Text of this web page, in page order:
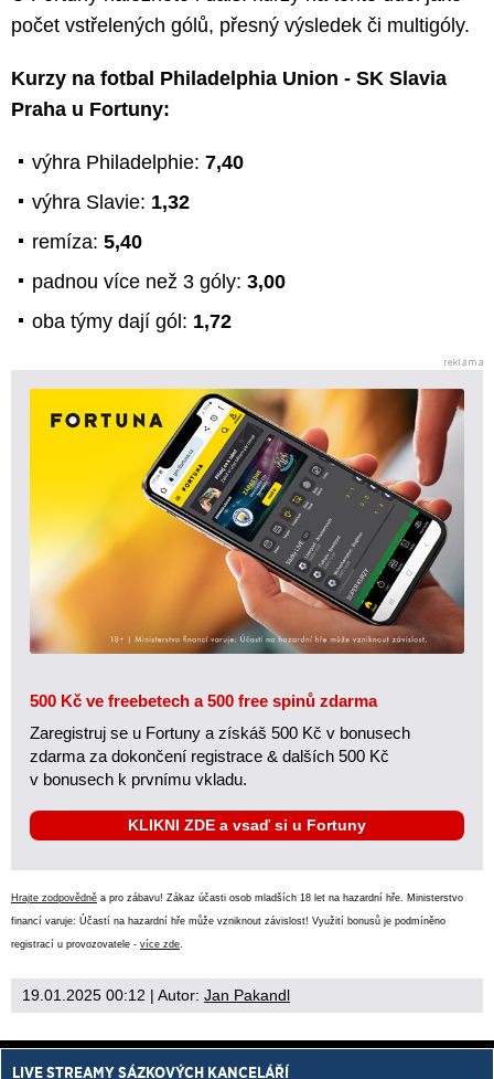
počet vstřelených gólů, přesný výsledek či multigóly.
Kurzy na fotbal Philadelphia Union - SK Slavia
Praha u Fortuny:
výhra Philadelphie: 7,40
výhra Slavie: 1,32
remíza: 5,40
padnou více než 3 góly: 3,00
oba týmy dají gól: 1,72
500 Kč ve freebetech a 500 free spinů zdarma
Zaregistruj se u Fortuny a získáš 500 Kč v bonusech
zdarma za dokončení registrace & dalších 500 Kč
v bonusech k prvnímu vkladu.
KLIKNI ZDE a vsaď si u Fortuny
Hrajte zodpovědně a pro zábavu! Zákaz účasti osob mladších 18 let na hazardní hře. Ministerstvo
financí varuje: Účastí na hazardní hře může vzniknout závislost! Využití bonusů je podmíněno
registrací u provozovatele - více zde
19.01.2025 00:12 | Autor: Jan Pakandl
LIVE STREAMY SÁZKOVÝCH KANCELÁŘÍ